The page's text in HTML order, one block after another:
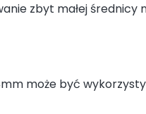
zbyt małej średnicy
może być